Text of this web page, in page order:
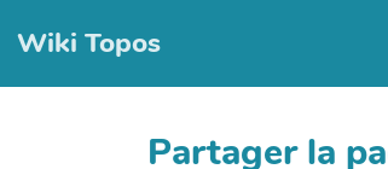
Wiki Topos
Partager la